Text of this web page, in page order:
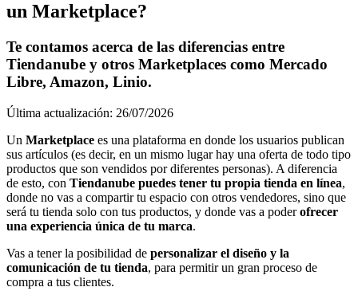
un Marketplace?
Te contamos acerca de las diferencias entre
Tiendanube y otros Marketplaces como Mercado
Libre, Amazon, Linio.
Última actualización: 26/07/2026
Un Marketplace es una plataforma en donde los usuarios publican
sus artículos (es decir, en un mismo lugar hay una oferta de todo tipo
productos que son vendidos por diferentes personas). A diferencia
de esto, con Tiendanube puedes tener tu propia tienda en línea,
donde no vas a compartir tu espacio con otros vendedores, sino que
será tu tienda solo con tus productos, y donde vas a poderofrecer
una experiencia única de tu marca.
Vas a tener la posibilidad de personalizar el diseño y la
comunicación de tu tienda, para permitir un gran proceso de
compra a tus clientes.